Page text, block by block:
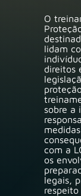
O
lidam
direitos
sobre a
com a
os
legais,